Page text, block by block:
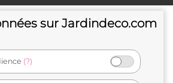
sur Jardindeco.com
(?)